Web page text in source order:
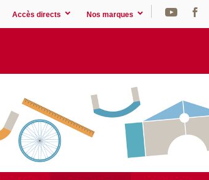
Accès directs Nos marques